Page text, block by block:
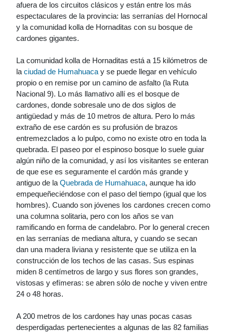
afuera de los circuitos clásicos y están entre los más
espectaculares de la provincia: las serranías del Hornocal
y la comunidad kolla de Hornaditas con su bosque de
cardones gigantes.
La comunidad kolla de Hornaditas está a 15 kilómetros de
la ciudad de Humahuaca y se puede llegar en vehículo
propio o en remise por un camino de asfalto (la Ruta
Nacional 9). Lo más llamativo allí es el bosque de
cardones, donde sobresale uno de dos siglos de
antigüedad y más de 10 metros de altura. Pero lo más
extraño de ese cardón es su profusión de brazos
entremezclados a lo pulpo, como no existe otro en toda la
quebrada. El paseo por el espinoso bosque lo suele guiar
algún niño de la comunidad, y así los visitantes se enteran
de que ese es seguramente el cardón más grande y
antiguo de la Quebrada de Humahuaca, aunque ha ido
empequeñeciéndose con el paso del tiempo (igual que los
hombres). Cuando son jóvenes los cardones crecen como
una columna solitaria, pero con los años se van
ramificando en forma de candelabro. Por lo general crecen
en las serranías de mediana altura, y cuando se secan
dan una madera liviana y resistente que se utiliza en la
construcción de los techos de las casas. Sus espinas
miden 8 centímetros de largo y sus flores son grandes,
vistosas y efímeras: se abren sólo de noche y viven entre
24 o 48 horas.
A 200 metros de los cardones hay unas pocas casas
desperdigadas pertenecientes a algunas de las 82 familias